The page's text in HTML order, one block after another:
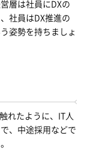
層は社員にDXの
社員はDX推進の
姿勢を持ちましょ
れたように、IT人
、中途採用などで